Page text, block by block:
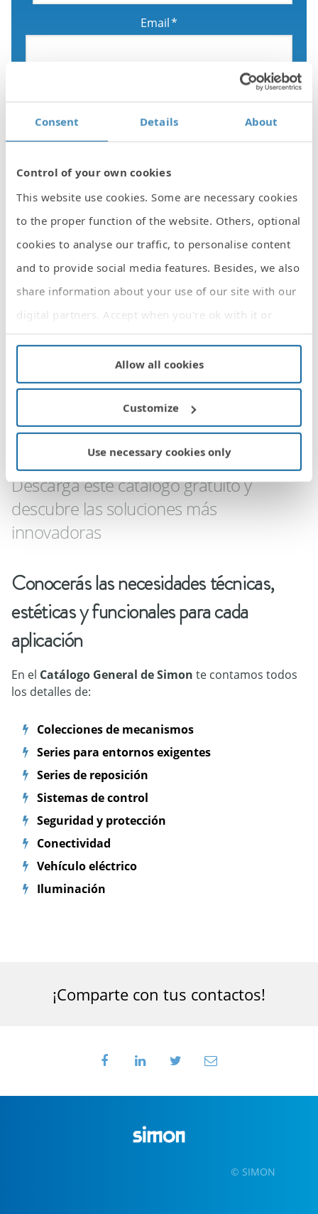
Consent Details About
Control of your own cookies
This website use cookies. Some are necessary cookies
to the proper function of the website. Others, optional
cookies to analyse our traffic, to personalise content
and to provide social media features. Besides, we also
share information about your use of our site with our
digital partners. Accept when you're ok with it or
customise your cookies settings.
For more information, read ourcookies policy
Allow all cookies
Customize
Use necessary cookies only
Email*
Código postal*
Sus datos personales serán tratados por Simon, S.A.U. con la finalidad
consentimiento. En caso de ser necesario, sus datos podrán ser
comunicados a la empresa de Grupo Simon que pueda gestionar su
petición. En cualquier momento puede ejercer sus derechos dirigiéndose
a dpo@simonelectric.com. Dispone de más información en nuestra
He leído y acepto elAviso Legal y la Política de
Catálogo General
Simon
Descarga este catálogo gratuito y
descubre las soluciones más
innovadoras
Conocerás las necesidades técnicas,
estéticas y funcionales para cada
aplicación
En el Catálogo General de Simon te contamos todos
los detalles de:
Colecciones de mecanismos
Series para entornos exigentes
Series de reposición
Sistemas de control
Seguridad y protección
Conectividad
Vehículo eléctrico
Iluminación
¡Comparte con tus contactos!
© SIMON